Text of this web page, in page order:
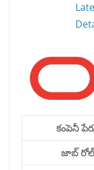
కంపెనీ
జాబ్ రోల్